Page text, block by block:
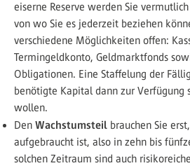
eiserne Reserve werden Sie
von wo Sie es jederzeit beziehen
verschiedene Möglichkeiten offen:
Termingeldkonto, Geldmarktfonds
Obligationen. Eine Staffelung der
benötigte Kapital dann zur Verfügung
wollen.
Den Wachstumsteil brauchen Sie
aufgebraucht ist, also in zehn bis
solchen Zeitraum sind auch